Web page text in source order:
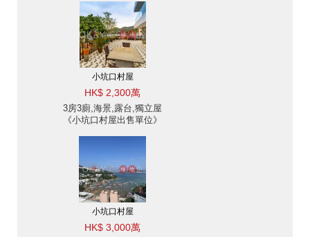
小坑口村屋
HK$ 2,300萬
3房3廁,海景,露台,獨立屋
《小坑口村屋出售單位》
小坑口村屋
HK$ 3,000萬